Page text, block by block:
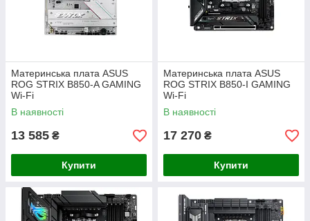
Материнська плата ASUS
ROG STRIX B850-A GAMING
Wi-Fi
В наявності
13 585 ₴
Купити
Материнська плата ASUS
ROG STRIX B850-I GAMING
Wi-Fi
В наявності
17 270 ₴
Купити